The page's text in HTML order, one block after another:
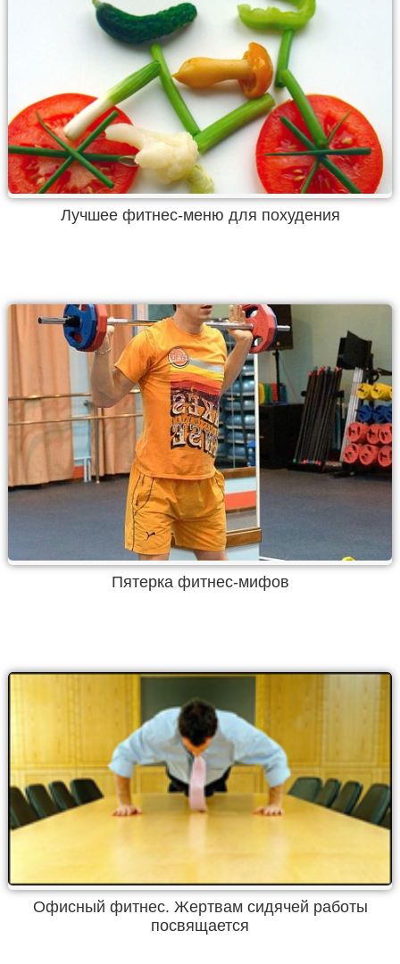
Лучшее фитнес-меню для похудения
Пятерка фитнес-мифов
Офисный фитнес. Жертвам сидячей работы
посвящается